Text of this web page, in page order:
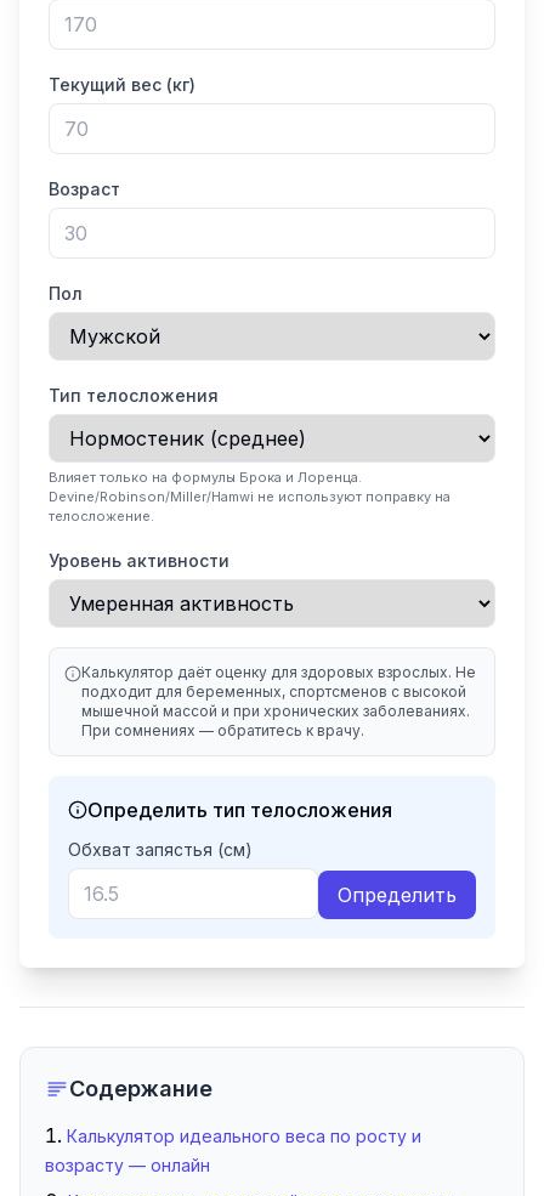
Текущий вес (кг)
Возраст
Пол
Тип телосложения
Влияет только на формулы Брока и Лоренца.
Devine/Robinson/Miller/Hamwi не используют поправку на
телосложение.
Уровень активности
Калькулятор даёт оценку для здоровых взрослых. Не
подходит для беременных, спортсменов с высокой
мышечной массой и при хронических заболеваниях.
При сомнениях — обратитесь к врачу.
Определить тип телосложения
Обхват запястья (см)
Определить
Содержание
Калькулятор идеального веса по росту и
возрасту — онлайн